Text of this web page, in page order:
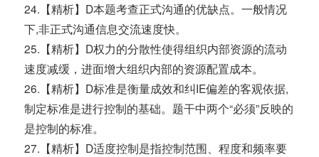
24.【精析】D本题考查正式沟通的优缺点。一般情况
下,非正式沟通信息交流速度快。
25.【精析】D权力的分散性使得组织内部资源的流动
速度减缓，进面增大组织内部的资源配置成本。
26.【精析】D标准是衡量成效和纠IE偏差的客观依据,
制定标准是进行控制的基础。题干中两个“必须”反映的
是控制的标准。
27.【精析】D适度控制是指控制范围、程度和频率要